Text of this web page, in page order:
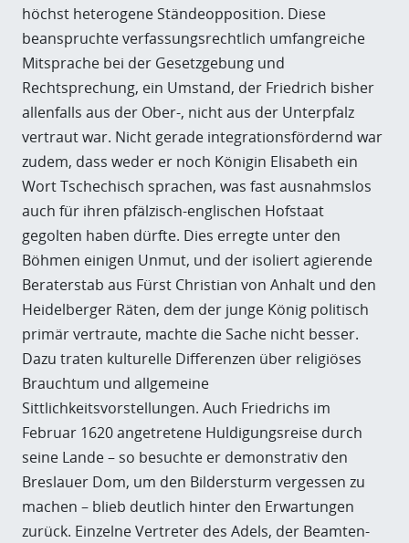
höchst heterogene Ständeopposition. Diese
beanspruchte verfassungsrechtlich umfangreiche
Mitsprache bei der Gesetzgebung und
Rechtsprechung, ein Umstand, der Friedrich bisher
allenfalls aus der Ober-, nicht aus der Unterpfalz
vertraut war. Nicht gerade integrationsfördernd war
zudem, dass weder er noch Königin Elisabeth ein
Wort Tschechisch sprachen, was fast ausnahmslos
auch für ihren pfälzisch-englischen Hofstaat
gegolten haben dürfte. Dies erregte unter den
Böhmen einigen Unmut, und der isoliert agierende
Beraterstab aus Fürst Christian von Anhalt und den
Heidelberger Räten, dem der junge König politisch
primär vertraute, machte die Sache nicht besser.
Dazu traten kulturelle Differenzen über religiöses
Brauchtum und allgemeine
Sittlichkeitsvorstellungen. Auch Friedrichs im
Februar 1620 angetretene Huldigungsreise durch
seine Lande – so besuchte er demonstrativ den
Breslauer Dom, um den Bildersturm vergessen zu
machen – blieb deutlich hinter den Erwartungen
zurück. Einzelne Vertreter des Adels, der Beamten-